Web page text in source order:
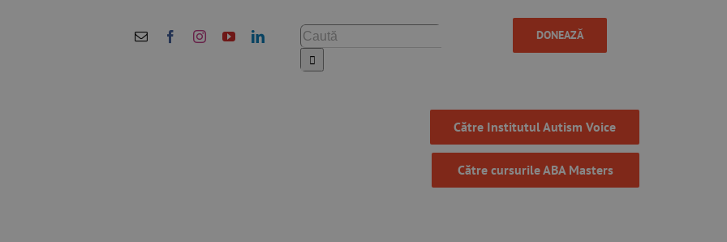
Cautare... DONEAZĂ
Către Institutul Autism Voice
Către cursurile ABA Masters